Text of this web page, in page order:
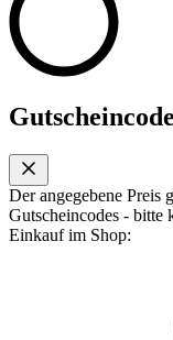
Gutscheincode
Der angegebene Preis
Gutscheincodes - bitte
Einkauf im Shop: